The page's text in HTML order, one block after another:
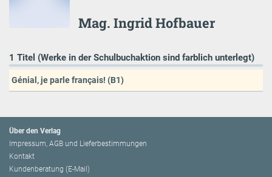
Mag. Ingrid Hofbauer
1 Titel (Werke in der Schulbuchaktion sind farblich unterlegt)
Génial, je parle français! (B1)
Über den Verlag
Impressum, AGB und Lieferbestimmungen
Kontakt
Kundenberatung (E-Mail)